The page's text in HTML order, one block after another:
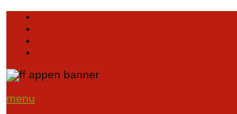
menu